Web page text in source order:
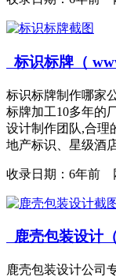
标识标牌（
标识标牌制作哪家
标牌加工10多年的
设计制作团队,合理
地产标识、星级酒
收录日期： 6年前
鹿壳包装设计
鹿壳包装设计公司